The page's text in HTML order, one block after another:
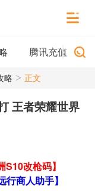
腾讯充值
略 > 正文
王者荣耀世界
S10改枪码】
行商人助手】